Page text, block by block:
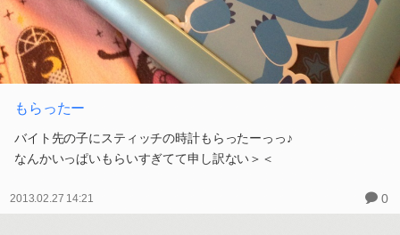
もらったー
バイト先の子にスティッチの時計もらったーっっ♪
なんかいっぱいもらいすぎてて申し訳ない＞＜
2013.02.27 14:21 0